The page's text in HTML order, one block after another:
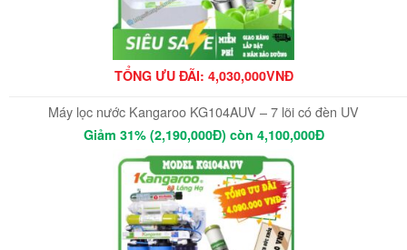
TỔNG ƯU ĐÃI: 4,030,000VNĐ
Máy lọc nước Kangaroo KG104AUV – 7 lõi có đèn UV
Giảm 31% (2,190,000Đ) còn 4,100,000Đ